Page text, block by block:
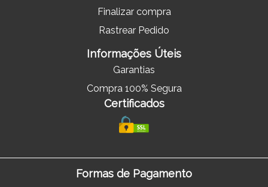
Finalizar compra
Rastrear Pedido
Informações Úteis
Garantias
Compra 100% Segura
Certificados
Formas de Pagamento